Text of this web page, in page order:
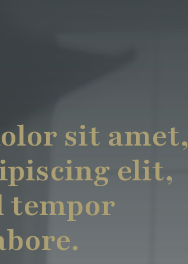
sit amet,
elit,
tempor